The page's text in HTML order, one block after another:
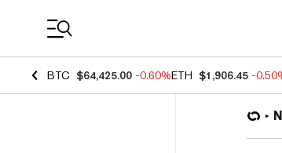
BTC $64,425.00 -0.60%ETH $1,906.45 -